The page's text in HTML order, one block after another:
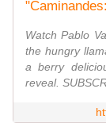
Watch Pablo
the hungry
a berry
reveal.